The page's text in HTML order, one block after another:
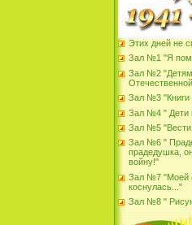
Этих дней не
Зал №1 "Я
Зал №2 "Детям
Зал №3 "Книги
Зал №4 " Дети
Зал №5 "Вести
Зал №6 "
прадедушка,
войну!"
Зал №7 "Моей
коснулась..."
Зал №8 "